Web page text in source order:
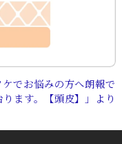
でお悩みの方へ朗報で
ます。【頭皮】」より